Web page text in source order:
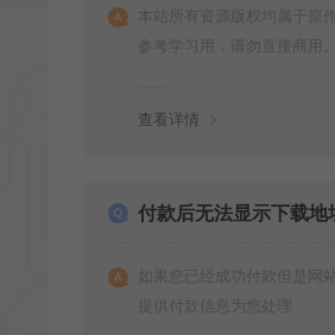
本站所有资源版权均属于原
参考学习用，请勿直接商用
查看详情
付款后无法显示下载地
如果您已经成功付款但是网
提供付款信息为您处理